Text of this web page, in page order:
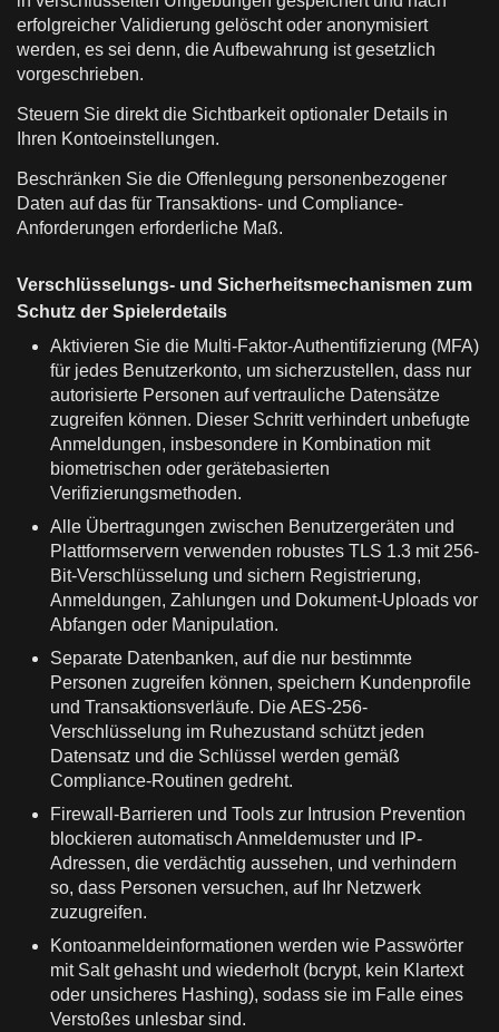
erfolgreicher Validierung gelöscht oder anonymisiert
werden, es sei denn, die Aufbewahrung ist gesetzlich
vorgeschrieben.
Steuern Sie direkt die Sichtbarkeit optionaler Details in
Ihren Kontoeinstellungen.
Beschränken Sie die Offenlegung personenbezogener
Daten auf das für Transaktions- und Compliance-
Anforderungen erforderliche Maß.
Verschlüsselungs- und Sicherheitsmechanismen zum
Schutz der Spielerdetails
Aktivieren Sie die Multi-Faktor-Authentifizierung (MFA)
für jedes Benutzerkonto, um sicherzustellen, dass nur
autorisierte Personen auf vertrauliche Datensätze
zugreifen können. Dieser Schritt verhindert unbefugte
Anmeldungen, insbesondere in Kombination mit
biometrischen oder gerätebasierten
Verifizierungsmethoden.
Alle Übertragungen zwischen Benutzergeräten und
Plattformservern verwenden robustes TLS 1.3 mit 256-
Bit-Verschlüsselung und sichern Registrierung,
Anmeldungen, Zahlungen und Dokument-Uploads vor
Abfangen oder Manipulation.
Separate Datenbanken, auf die nur bestimmte
Personen zugreifen können, speichern Kundenprofile
und Transaktionsverläufe. Die AES-256-
Verschlüsselung im Ruhezustand schützt jeden
Datensatz und die Schlüssel werden gemäß
Compliance-Routinen gedreht.
Firewall-Barrieren und Tools zur Intrusion Prevention
blockieren automatisch Anmeldemuster und IP-
Adressen, die verdächtig aussehen, und verhindern
so, dass Personen versuchen, auf Ihr Netzwerk
zuzugreifen.
Kontoanmeldeinformationen werden wie Passwörter
mit Salt gehasht und wiederholt (bcrypt, kein Klartext
oder unsicheres Hashing), sodass sie im Falle eines
Verstoßes unlesbar sind.